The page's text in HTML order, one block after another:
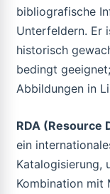
bibliografische
Unterfeldern. Er
historisch
bedingt
Abbildungen in
RDA (Resource
ein
Katalogisierung,
Kombination mit